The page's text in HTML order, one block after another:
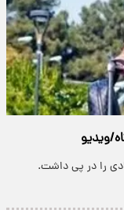
ویدیو
را در پی داشت.